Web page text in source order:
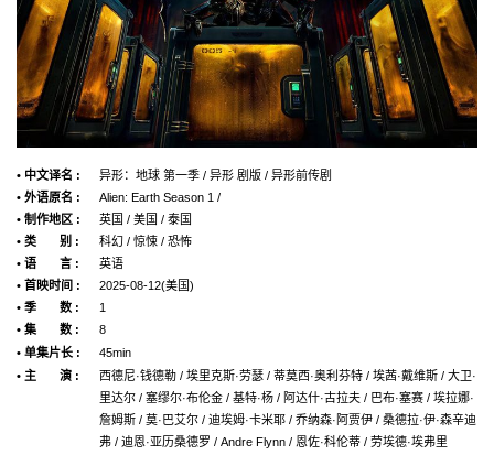
• 中文译名 :
异形：地球 第一季 / 异形 剧版 / 异形前传剧
• 外语原名 :
Alien: Earth Season 1 /
• 制作地区 :
英国 / 美国 / 泰国
• 类 别 :
科幻 / 惊悚 / 恐怖
• 语 言 :
英语
• 首映时间 :
2025-08-12(美国)
• 季 数 :
1
• 集 数 :
8
• 单集片长 :
45min
• 主 演 :
西德尼·钱德勒 / 埃里克斯·劳瑟 / 蒂莫西·奥利芬特 / 埃茜·戴维斯 / 大卫·
里达尔 / 塞缪尔·布伦金 / 基特·杨 / 阿达什·古拉夫 / 巴布·塞赛 / 埃拉娜·
詹姆斯 / 莫·巴艾尔 / 迪埃姆·卡米耶 / 乔纳森·阿贾伊 / 桑德拉·伊·森辛迪
弗 / 迪恩·亚历桑德罗 / Andre Flynn / 恩佐·科伦蒂 / 劳埃德·埃弗里